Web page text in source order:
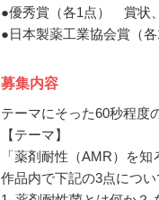
●優秀賞（各1点） 賞状
●日本製薬工業協会賞（
募集内容
テーマにそった60秒程度
【テーマ】
「薬剤耐性（AMR）を知
作品内で下記の3点につ